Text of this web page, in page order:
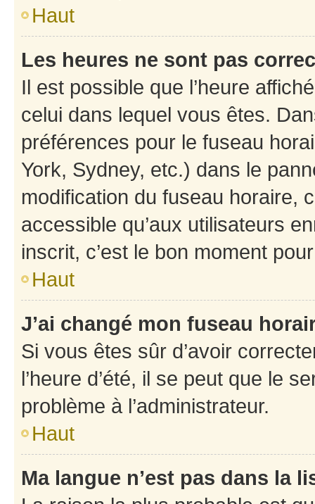
Haut
Les heures ne sont pas
Il est possible que l’heure
celui dans lequel vous êtes.
préférences pour le fuseau
York, Sydney, etc.) dans le
modification du fuseau horaire,
accessible qu’aux utilisateurs
inscrit, c’est le bon moment
Haut
J’ai changé mon fuseau
Si vous êtes sûr d’avoir
l’heure d’été, il se peut que le
problème à l’administrateur.
Haut
Ma langue n’est pas dans la